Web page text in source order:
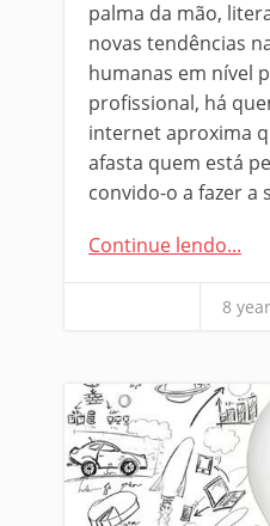
palma da mão,
novas tendências
humanas em nível
profissional, há
internet aproxima
afasta quem está
convido-o a fazer
Continue lendo...
8